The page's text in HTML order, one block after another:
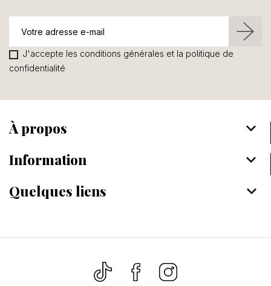
J'accepte les conditions générales et la politique de
confidentialité
À propos keyboard_arrow_down
Information keyboard_arrow_down
Quelques liens keyboard_arrow_down